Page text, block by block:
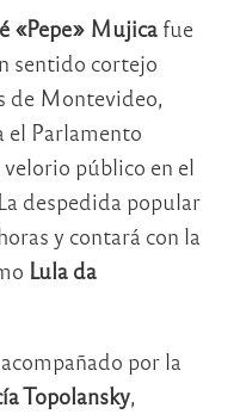
«Pepe» Mujica fue
sentido cortejo
de Montevideo,
el Parlamento
público en el
despedida popular
y contará con la
Lula da
por la
Topolansky,